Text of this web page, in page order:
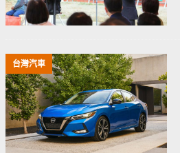
台灣汽車